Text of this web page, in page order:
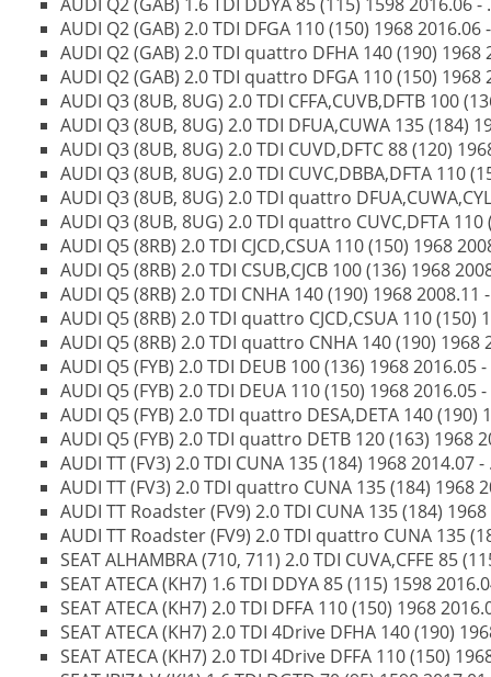
AUDI Q2 (GAB) 2.0 TDI DFGA 110 (150) 1968 2016.06
AUDI Q2 (GAB) 2.0 TDI quattro DFHA 140 (190) 1968
AUDI Q2 (GAB) 2.0 TDI quattro DFGA 110 (150) 1968
AUDI Q3 (8UB, 8UG) 2.0 TDI CFFA,CUVB,DFTB 100
AUDI Q3 (8UB, 8UG) 2.0 TDI DFUA,CUWA 135 (184)
AUDI Q3 (8UB, 8UG) 2.0 TDI CUVD,DFTC 88 (120)
AUDI Q3 (8UB, 8UG) 2.0 TDI CUVC,DBBA,DFTA 110
AUDI Q3 (8UB, 8UG) 2.0 TDI quattro
AUDI Q3 (8UB, 8UG) 2.0 TDI quattro CUVC,DFTA 110
AUDI Q5 (8RB) 2.0 TDI CJCD,CSUA 110 (150) 1968
AUDI Q5 (8RB) 2.0 TDI CSUB,CJCB 100 (136) 1968
AUDI Q5 (8RB) 2.0 TDI CNHA 140 (190) 1968 2008.11
AUDI Q5 (8RB) 2.0 TDI quattro CJCD,CSUA 110 (150)
AUDI Q5 (8RB) 2.0 TDI quattro CNHA 140 (190) 1968
AUDI Q5 (FYB) 2.0 TDI DEUB 100 (136) 1968 2016.05 -
AUDI Q5 (FYB) 2.0 TDI DEUA 110 (150) 1968 2016.05 -
AUDI Q5 (FYB) 2.0 TDI quattro DESA,DETA 140 (190)
AUDI Q5 (FYB) 2.0 TDI quattro DETB 120 (163) 1968
AUDI TT (FV3) 2.0 TDI CUNA 135 (184) 1968 2014.07 -
AUDI TT (FV3) 2.0 TDI quattro CUNA 135 (184) 1968
AUDI TT Roadster (FV9) 2.0 TDI CUNA 135 (184)
AUDI TT Roadster (FV9) 2.0 TDI quattro CUNA 135
SEAT ALHAMBRA (710, 711) 2.0 TDI CUVA,CFFE 85
SEAT ATECA (KH7) 1.6 TDI DDYA 85 (115) 1598
SEAT ATECA (KH7) 2.0 TDI DFFA 110 (150) 1968
SEAT ATECA (KH7) 2.0 TDI 4Drive DFHA 140 (190)
SEAT ATECA (KH7) 2.0 TDI 4Drive DFFA 110 (150)